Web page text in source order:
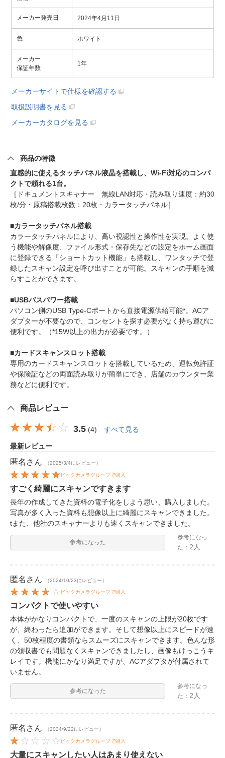
メーカー発売日 2024年4月11日
色 ホワイト
メーカー
保証年数
1年
メーカーサイトで仕様を確認する
取扱説明書を見る
メーカーカタログを見る
商品の特徴
直感的に使えるタッチパネル液晶を搭載し、Wi-Fi対応のコンパ
クトで頼れる1台。
［ドキュメントスキャナー 無線LAN対応・読み取り速度：約30
枚/分・原稿搭載枚数：20枚・カラータッチパネル］
■カラータッチパネル搭載
カラータッチパネルにより、高い視認性と操作性を実現。よく使
う機能や解像度、ファイル形式・保存先などの設定をホーム画面
に登録できる「ショートカット機能」も搭載し、ワンタッチで登
録したスキャン設定を呼び出すことが可能。スキャンの手順を減
らすことができます。
■USBバスパワー搭載
パソコン側のUSB Type-Cポートから直接電源供給可能*。ACア
ダプターが不要なので、コンセントを探す必要がなく持ち運びに
便利です。（*15W以上の出力が必要です。）
■カードスキャンスロット搭載
専用のカードスキャンスロットを搭載しているため、運転免許証
や保険証などの両面読み取りが簡単にでき、店舗のカウンター業
務などに便利です。
商品レビュー
3.5 (4) すべて見る
最新レビュー
匿名 さん （2025/3/4にレビュー）
ビックカメラグループで購入
すごく綺麗にスキャンですきます
長年の作成してきた資料の電子化をしよう思い、購入しました。
写真が多く入った資料も想像以上に綺麗にスキャンできました。
tまた、他社のスキャナーよりも速くスキャンできました。
参考になった
参考になっ
た： 2人
匿名 さん （2024/10/23にレビュー）
ビックカメラグループで購入
コンパクトで使いやすい
本体がかなりコンパクトで、一度のスキャンの上限が20枚です
が、終わったら追加ができます。そして想像以上にスピードが速
く、50枚程度の書類ならスムーズにスキャンできます。色んな形
の領収書でも問題なくスキャンできましたし、画像もけっこうキ
レイです。機能にかなり満足ですが、ACアダプタが付属されて
いません。
参考になった
参考になっ
た：2人
匿名 さん （2024/9/22にレビュー）
ビックカメラグループで購入
大量にスキャンしたい人はあまり使えない